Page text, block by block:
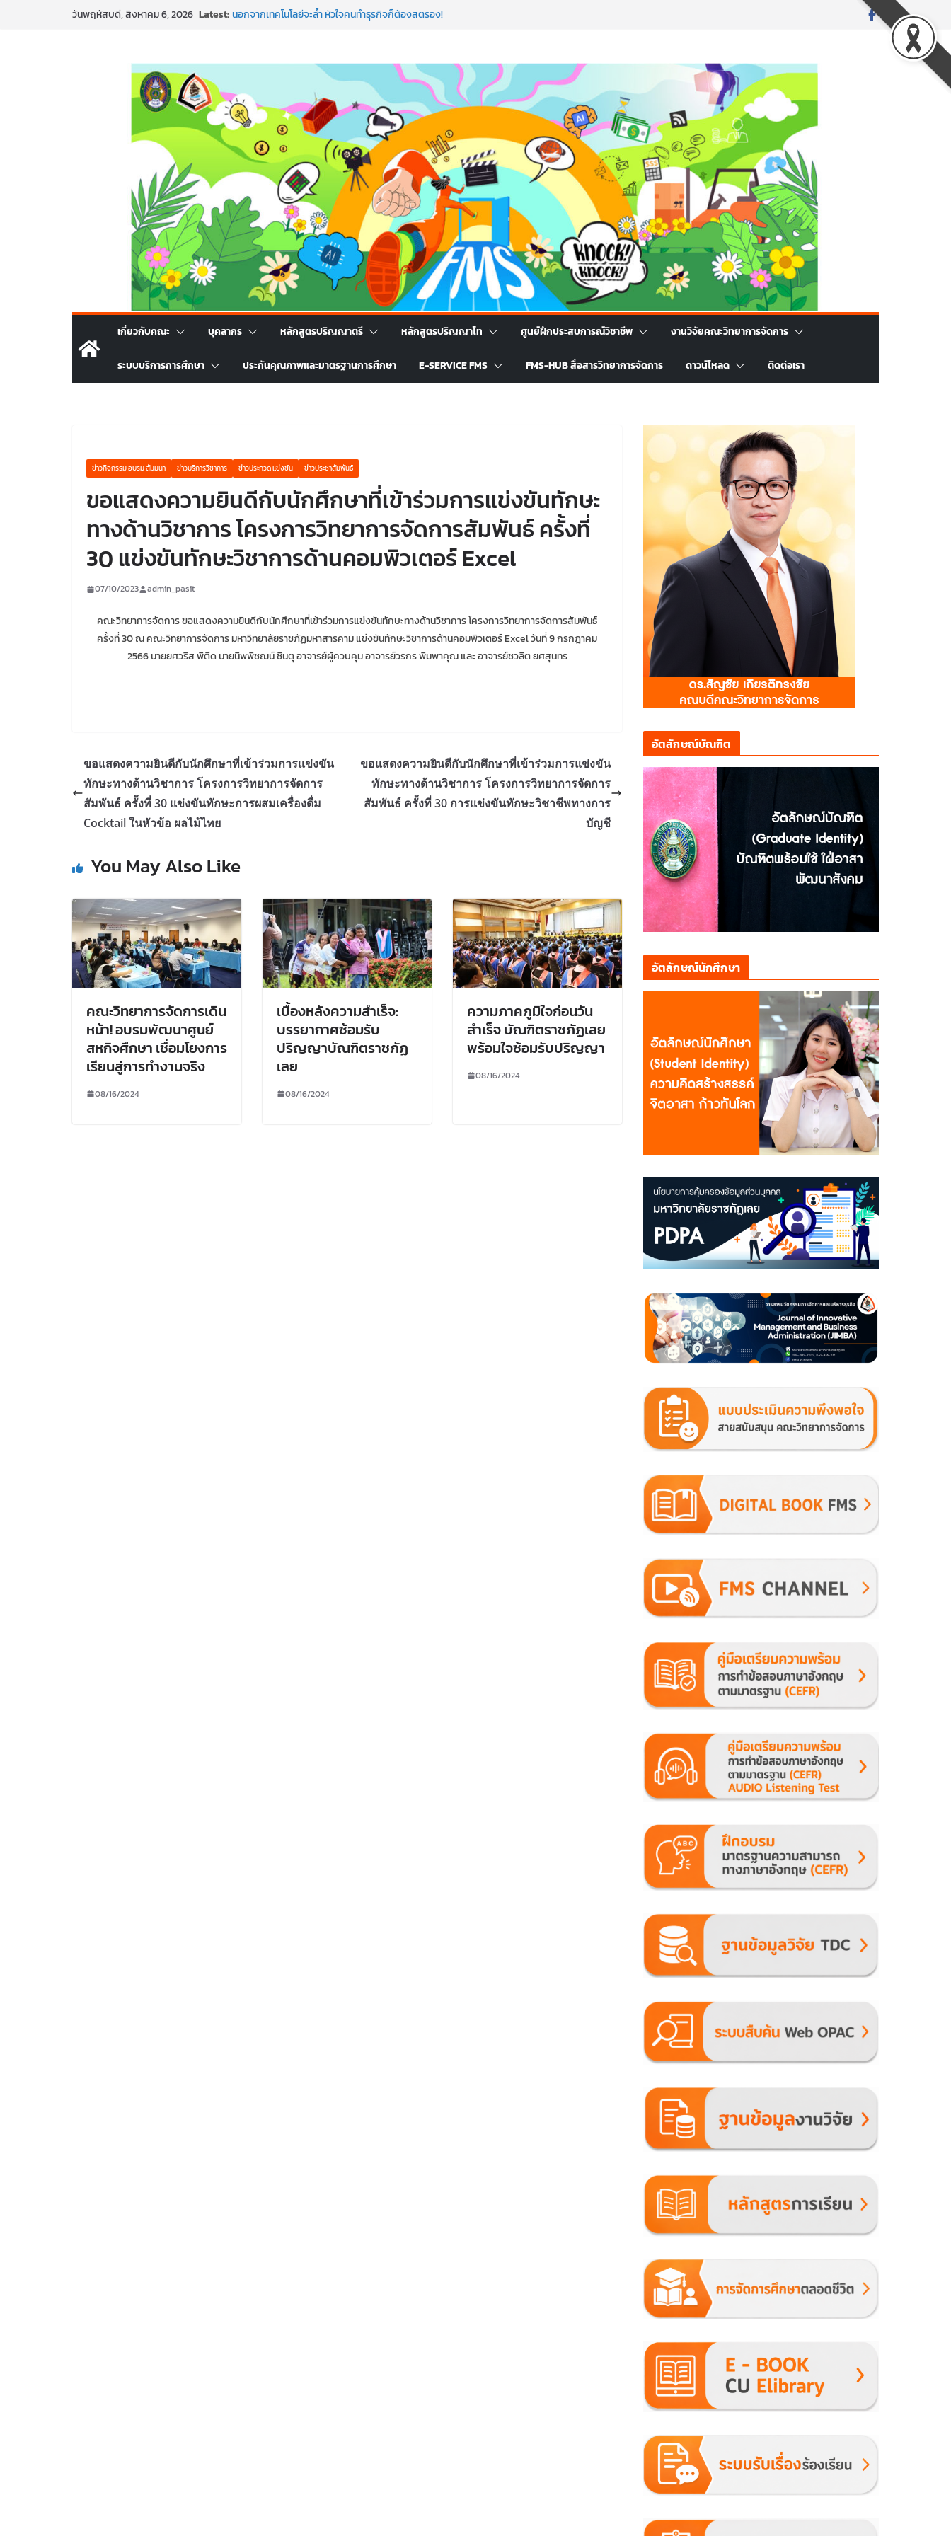
วันพฤหัสบดี, สิงหาคม 6, 2026 Latest:นอกจากเทคโนโลยีจะล้ำ หัวใจคนทำธุรกิจก็ต้องสตรอง!
สร้าง VDO ก็ปัง แถมเขียนโค้ดสร้างแอปได้อีก! เรียนกับ มรภ.เลย ได้สกิล
เกี่ยวกับคณะ บุคลากร หลักสูตรปริญญาตรี หลักสูตรปริญญาโท ศูนย์ฝึกประสบการณ์วิชาชีพ งานวิจัยคณะวิทยาการจัดการ
ระบบบริการการศึกษา ประกันคุณภาพและมาตรฐานการศึกษา E-SERVICE FMS FMS-HUB สื่อสารวิทยาการจัดการ ดาวน์โหลด ติดต่อเรา
ข่าวกิจกรรม อบรม สัมมนา ข่าวบริการวิชาการ ข่าวประกวด แข่งขัน ข่าวประชาสัมพันธ์
ขอแสดงความยินดีกับนักศึกษาที่เข้าร่วมการแข่งขันทักษะ
ทางด้านวิชาการ โครงการวิทยาการจัดการสัมพันธ์ ครั้งที่
30 แข่งขันทักษะวิชาการด้านคอมพิวเตอร์ Excel
07/10/2023 admin_pasit
คณะวิทยาการจัดการ ขอแสดงความยินดีกับนักศึกษาที่เข้าร่วมการแข่งขันทักษะทางด้านวิชาการ โครงการวิทยาการจัดการสัมพันธ์
ครั้งที่ 30 ณ คณะวิทยาการจัดการ มหาวิทยาลัยราชภัฏมหาสารคาม แข่งขันทักษะวิชาการด้านคอมพิวเตอร์ Excel วันที่ 9 กรกฎาคม
2566 นายยศวริส พิตีด นายนิพพิชฌน์ ชินตุ อาจารย์ผู้ควบคุม อาจารย์วรกร พิมพาคุณ และ อาจารย์ชวลิต ยศสุนทร
ขอแสดงความยินดีกับนักศึกษาที่เข้าร่วมการแข่งขัน
ทักษะทางด้านวิชาการ โครงการวิทยาการจัดการ
สัมพันธ์ ครั้งที่ 30 แข่งขันทักษะการผสมเครื่องดื่ม
Cocktail ในหัวข้อ ผลไม้ไทย
ขอแสดงความยินดีกับนักศึกษาที่เข้าร่วมการแข่งขัน
ทักษะทางด้านวิชาการ โครงการวิทยาการจัดการ
สัมพันธ์ ครั้งที่ 30 การแข่งขันทักษะวิชาชีพทางการ
บัญชี
You May Also Like
คณะวิทยาการจัดการเดิน
หน้า! อบรมพัฒนาศูนย์
สหกิจศึกษา เชื่อมโยงการ
เรียนสู่การทำงานจริง
08/16/2024
เบื้องหลังความสำเร็จ:
บรรยากาศซ้อมรับ
ปริญญาบัณฑิตราชภัฏ
เลย
08/16/2024
ความภาคภูมิใจก่อนวัน
สำเร็จ บัณฑิตราชภัฏเลย
พร้อมใจซ้อมรับปริญญา
08/16/2024
อัตลักษณ์บัณฑิต
อัตลักษณ์นักศึกษา